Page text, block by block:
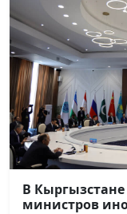
В
министров